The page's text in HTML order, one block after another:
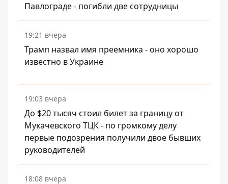
Павлограде - погибли две сотрудницы
19:21 вчера
Трамп назвал имя преемника - оно хорошо
известно в Украине
19:03 вчера
До $20 тысяч стоил билет за границу от
Мукачевского ТЦК - по громкому делу
первые подозрения получили двое бывших
руководителей
18:08 вчера